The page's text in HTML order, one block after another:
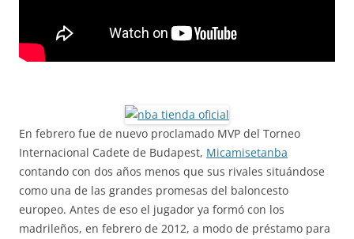
En febrero fue de nuevo proclamado MVP del Torneo
Internacional Cadete de Budapest, Micamisetanba
contando con dos años menos que sus rivales situándose
como una de las grandes promesas del baloncesto
europeo. Antes de eso el jugador ya formó con los
madrileños, en febrero de 2012, a modo de préstamo para